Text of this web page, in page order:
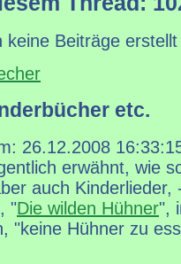
Beiträge
etc.
26.12.2008
erwähnt, wie
auch Kinderlieder,
"Die wilden Hühner",
"keine Hühner zu